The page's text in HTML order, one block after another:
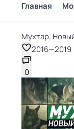
Главная
Мухтар.
2016—2019
0